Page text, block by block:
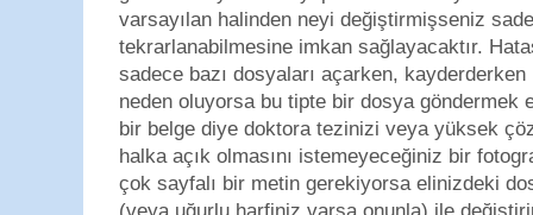
varsayılan halinden neyi değiştirmişseniz
tekrarlanabilmesine imkan sağlayacaktır.
sadece bazı dosyaları açarken,
neden oluyorsa bu tipte bir dosya göndermek
bir belge diye doktora tezinizi veya yüksek
halka açık olmasını istemeyeceğiniz bir
çok sayfalı bir metin gerekiyorsa elinizdeki